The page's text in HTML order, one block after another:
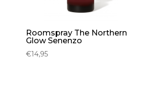
Roomspray The Northern
Glow Senenzo
€14,95